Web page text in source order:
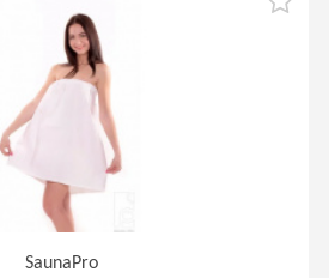
SaunaPro